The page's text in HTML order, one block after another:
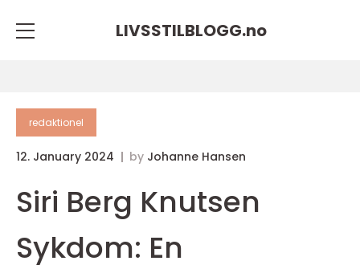
LIVSSTILBLOGG.no
redaktionel
12. January 2024 by Johanne Hansen
Siri Berg Knutsen
Sykdom: En